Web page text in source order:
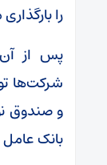
را
پس از
شرکت‌ها
و صندوق
بانک